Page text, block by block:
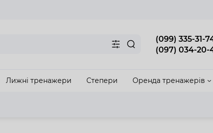
(099) 335-31-
(097) 034-20-
Лижні тренажери Степери Оренда тренажерів
Закрити